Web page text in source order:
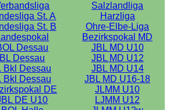
Salzlandliga
St. A
Harzliga
St. B
Ohre-Elbe-Liga
Bezirkspokal MD
Dessau
JBL MD U10
BL Dessau
JBL MD U12
Bkl Dessau
JBL MD U14
Bkl Dessau
JBL MD U16-18
DE
JLMM U10
DE U10
LJMM U12